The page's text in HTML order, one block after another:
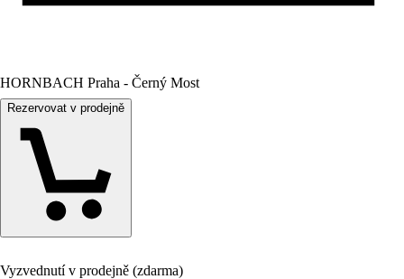
HORNBACH Praha - Černý Most
Rezervovat v prodejně
Vyzvednutí v prodejně (zdarma)